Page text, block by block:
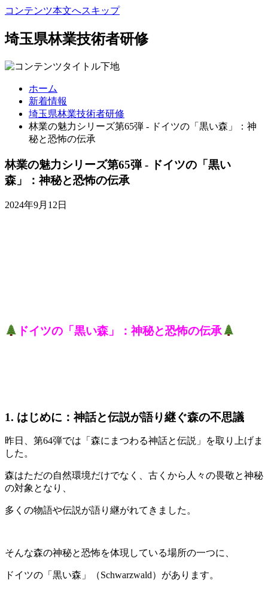
コンテンツ本文へスキップ
埼玉県林業技術者研修
ホーム
新着情報
埼玉県林業技術者研修
林業の魅力シリーズ第65弾 - ドイツの「黒い森」：神
秘と恐怖の伝承
林業の魅力シリーズ第65弾 - ドイツの「黒い
森」：神秘と恐怖の伝承
2024年9月12日
ドイツの「黒い森」：神秘と恐怖の伝承
1. はじめに：神話と伝説が語り継ぐ森の不思議
昨日、第64弾では「森にまつわる神話と伝説」を取り上げま
した。
森はただの自然環境だけでなく、古くから人々の畏敬と神秘
の対象となり、
多くの物語や伝説が語り継がれてきました。
そんな森の神秘と恐怖を体現している場所の一つに、
ドイツの「黒い森」（Schwarzwald）があります。